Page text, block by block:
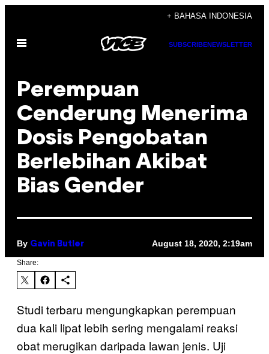
content
+ BAHASA INDONESIA
Open
SUBSCRIBENEWSLETTER
Perempuan
Cenderung Menerima
Dosis Pengobatan
Berlebihan Akibat
Bias Gender
By Gavin Butler August 18, 2020, 2:19am
Share:
Studi terbaru mengungkapkan perempuan
dua kali lipat lebih sering mengalami reaksi
obat merugikan daripada lawan jenis. Uji